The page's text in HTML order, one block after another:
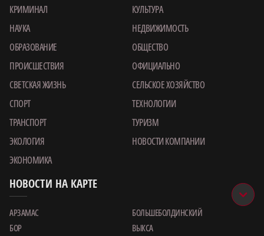
КРИМИНАЛ
КУЛЬТУРА
НАУКА
НЕДВИЖИМОСТЬ
ОБРАЗОВАНИЕ
ОБЩЕСТВО
ПРОИСШЕСТВИЯ
ОФИЦИАЛЬНО
СВЕТСКАЯ ЖИЗНЬ
СЕЛЬСКОЕ ХОЗЯЙСТВО
СПОРТ
ТЕХНОЛОГИИ
ТРАНСПОРТ
ТУРИЗМ
ЭКОЛОГИЯ
НОВОСТИ КОМПАНИИ
ЭКОНОМИКА
НОВОСТИ НА КАРТЕ
АРЗАМАС
БОЛЬШЕБОЛДИНСКИЙ
БОР
ВЫКСА